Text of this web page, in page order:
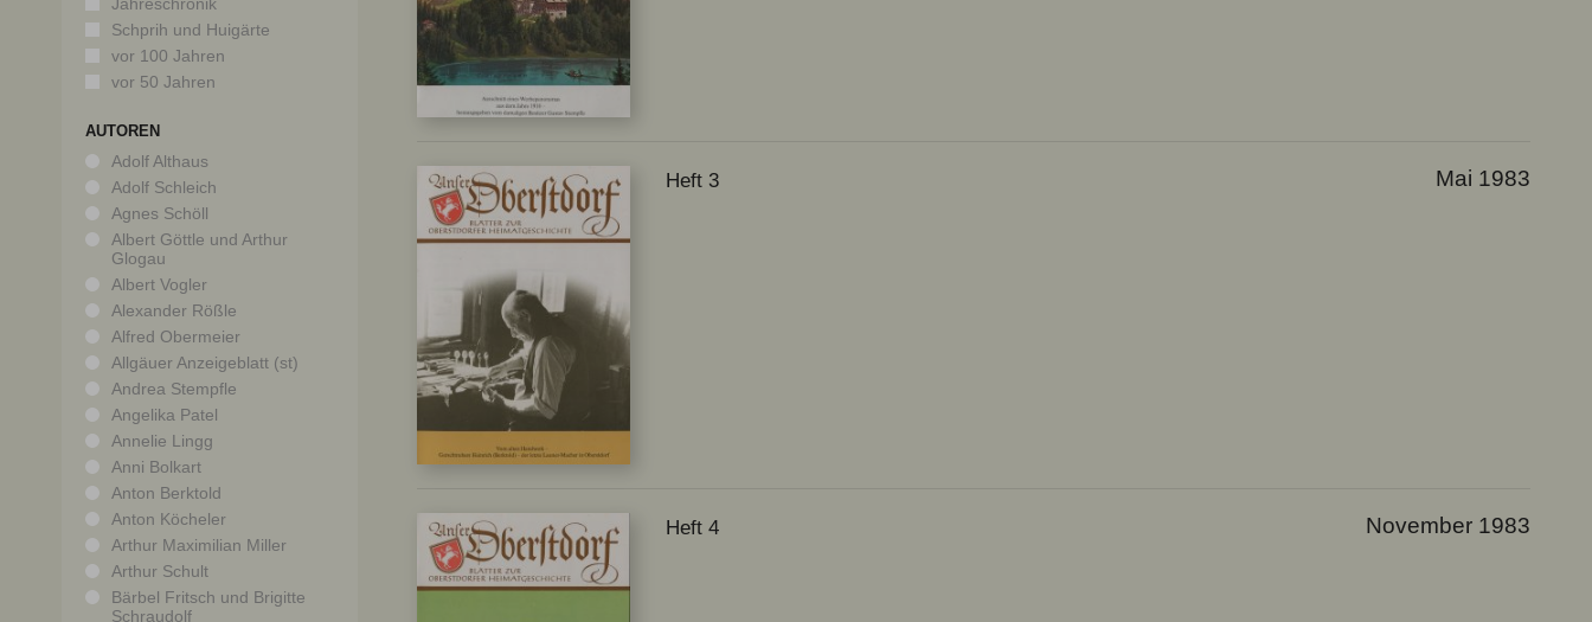
Schprih und Huigärte
vor 100 Jahren
vor 50 Jahren
AUTOREN
Adolf Althaus
Adolf Schleich
Agnes Schöll
Albert Göttle und Arthur
Glogau
Albert Vogler
Alexander Rößle
Alfred Obermeier
Allgäuer Anzeigeblatt (st)
Andrea Stempfle
Angelika Patel
Annelie Lingg
Anni Bolkart
Anton Berktold
Anton Köcheler
Arthur Maximilian Miller
Arthur Schult
Bärbel Fritsch und Brigitte
Schraudolf
Heft 3 Mai 1983
Heft 4 November 1983